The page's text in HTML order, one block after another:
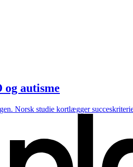
autisme
Norsk studie kortlægger